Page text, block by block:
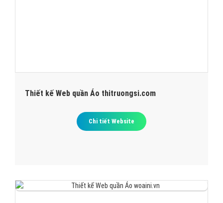
Thiết kế Web quần Áo thitruongsi.com
Chi tiết Website